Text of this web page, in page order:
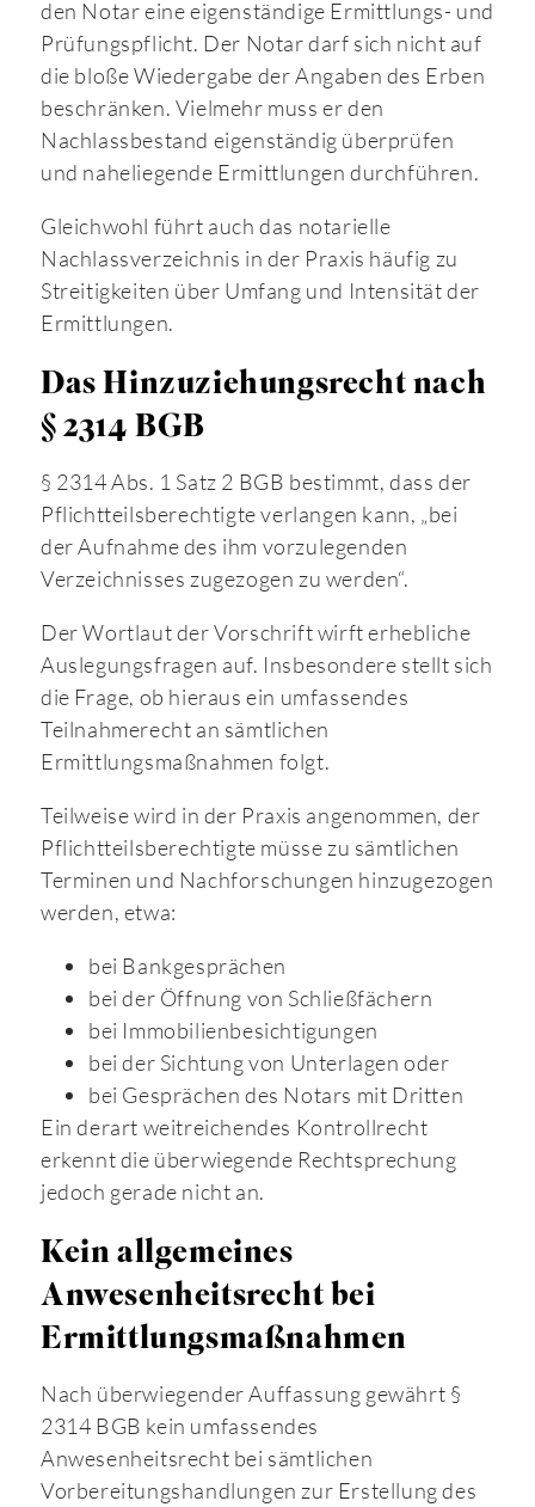
den Notar eine eigenständige Ermittlungs- und
Prüfungspflicht. Der Notar darf sich nicht auf
die bloße Wiedergabe der Angaben des Erben
beschränken. Vielmehr muss er den
Nachlassbestand eigenständig überprüfen
und naheliegende Ermittlungen durchführen.
Gleichwohl führt auch das notarielle
Nachlassverzeichnis in der Praxis häufig zu
Streitigkeiten über Umfang und Intensität der
Ermittlungen.
Das Hinzuziehungsrecht nach
§ 2314 BGB
§ 2314 Abs. 1 Satz 2 BGB bestimmt, dass der
Pflichtteilsberechtigte verlangen kann, „bei
der Aufnahme des ihm vorzulegenden
Verzeichnisses zugezogen zu werden“.
Der Wortlaut der Vorschrift wirft erhebliche
Auslegungsfragen auf. Insbesondere stellt sich
die Frage, ob hieraus ein umfassendes
Teilnahmerecht an sämtlichen
Ermittlungsmaßnahmen folgt.
Teilweise wird in der Praxis angenommen, der
Pflichtteilsberechtigte müsse zu sämtlichen
Terminen und Nachforschungen hinzugezogen
werden, etwa:
bei Bankgesprächen
bei der Öffnung von Schließfächern
bei Immobilienbesichtigungen
bei der Sichtung von Unterlagen oder
bei Gesprächen des Notars mit Dritten
Ein derart weitreichendes Kontrollrecht
erkennt die überwiegende Rechtsprechung
jedoch gerade nicht an.
Kein allgemeines
Anwesenheitsrecht bei
Ermittlungsmaßnahmen
Nach überwiegender Auffassung gewährt §
2314 BGB kein umfassendes
Anwesenheitsrecht bei sämtlichen
Vorbereitungshandlungen zur Erstellung des